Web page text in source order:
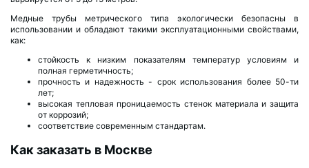
Медные трубы метрического типа экологически безопасны в
использовании и обладают такими эксплуатационными свойствами,
как:
стойкость к низким показателям температур условиям и
полная герметичность;
прочность и надежность - срок использования более 50-ти
лет;
высокая тепловая проницаемость стенок материала и защита
от коррозий;
соответствие современным стандартам.
Как заказать в Москве